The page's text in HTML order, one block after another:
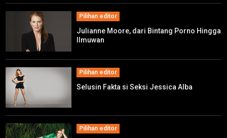
Pilihan editor
Julianne Moore, dari Bintang Porno Hingga
Ilmuwan
Pilihan editor
Selusin Fakta si Seksi Jessica Alba
Pilihan editor